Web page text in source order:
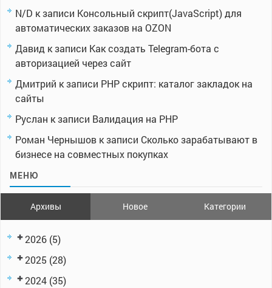
N/D к записи Консольный скрипт(JavaScript) для
автоматических заказов на OZON
Давид к записи Как создать Telegram-бота с
авторизацией через сайт
Дмитрий к записи PHP скрипт: каталог закладок на
сайты
Руслан к записи Валидация на PHP
Роман Чернышов к записи Сколько зарабатывают в
бизнесе на совместных покупках
МЕНЮ
Архивы Новое Категории
2026 (5)
2025 (28)
2024 (35)